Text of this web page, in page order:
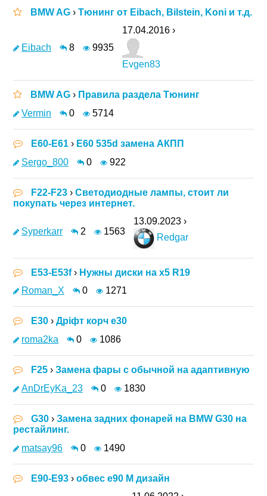
BMW AG › Тюнинг от Eibach, Bilstein, Koni и т.д.
Eibach 8 9935
17.04.2016 ›
Evgen83
BMW AG › Правила раздела Тюнинг
Vermin
0 5714
E60-E61 › E60 535d замена АКПП
Sergo_800
0 922
F22-F23 › Светодиодные лампы, стоит ли
покупать через интернет.
Syperkarr 2 1563
13.09.2023 ›
Redgar
E53-E53f› Нужны диски на х5 R19
Roman_X
0 1271
E30 › Дріфт корч е30
roma2ka
0 1086
F25 › Замена фары с обычной на адаптивную
AnDrEyKa_23
0 1830
G30 › Замена задних фонарей на BMW G30 на
рестайлинг.
matsay96
0 1490
E90-E93 › обвес е90 М дизайн